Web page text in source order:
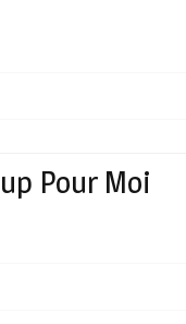
Pour Moi